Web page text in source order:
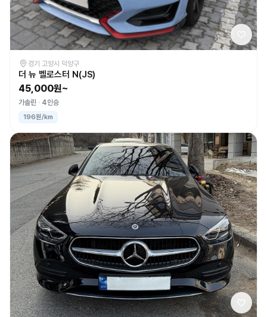
경기 고양시 덕양구
더 뉴 벨로스터 N(JS)
45,000원~
가솔린 4인승
196원/km